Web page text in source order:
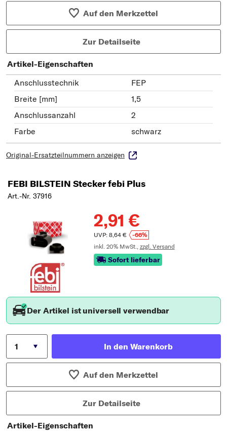
Auf den Merkzettel
Zur Detailseite
Artikel-Eigenschaften
Anschlusstechnik
FEP
Breite [mm]
1,5
Anschlussanzahl
2
Farbe
schwarz
Original-Ersatzteilnummern anzeigen
FEBI BILSTEIN Stecker febi Plus
Art.-Nr. 37916
2,91 €
UVP: 8,64 €
-66%
inkl. 20% MwSt., zzgl. Versand
Sofort lieferbar
Der Artikel ist universell verwendbar
In den Warenkorb
Auf den Merkzettel
Zur Detailseite
Artikel-Eigenschaften